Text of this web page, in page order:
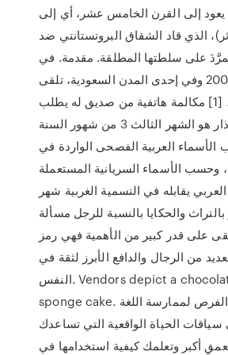
إلى القرن الخامس عشر، أي إلى
الذي قاد الشقاق البروتستانتي ضد
على سلطتها المطلقة. مقدمة. في
أواسط عام 2006 وفي إحدى المدن السعودية، تلقى
شاب يدعى ياسر، [1] مكالمة هاتفية من صديق له يطلب
فيها العون. آذار هو الشهر الثالث 3 من شهور السنة
الأسماء العربية الفصحى الواردة في
، وحسب الأسماء السريانية المستعملة
يقابله في التسمية الغربية شهر
والحكايا بالنسبة للرجل مسألة
على قدر كبير من الأهمية فهي رمز
من الرجال والدافع الأبرز لثقة في
النفس. Vendors depict a chocolate, pink, andor
sponge cake. ونقدم العديد من الفرص لممارسة اللغة
سياقات الحياة الواقعية التي تساعدك
أكبر وتعلمك كيفية استخدامها في